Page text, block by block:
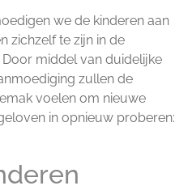
we de kinderen aan
zichzelf te zijn in de
middel van duidelijke
zullen de
voelen om nieuwe
in opnieuw proberen: